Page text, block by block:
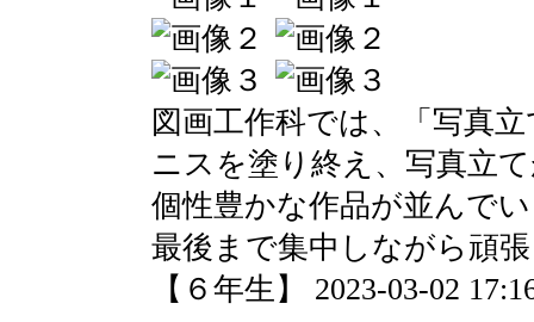
図画工作科では、「写真
ニスを塗り終え、写真立
個性豊かな作品が並んで
最後まで集中しながら頑
【６年生】 2023-03-02